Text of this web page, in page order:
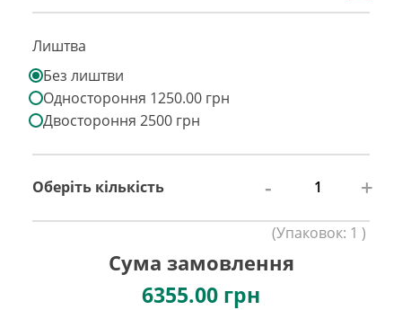
Лиштва
Без лиштви
Одностороння 1250.00 грн
Двостороння 2500 грн
Оберіть кількість - +
(Упаковок: 1 )
Сума замовлення
6355.00 грн